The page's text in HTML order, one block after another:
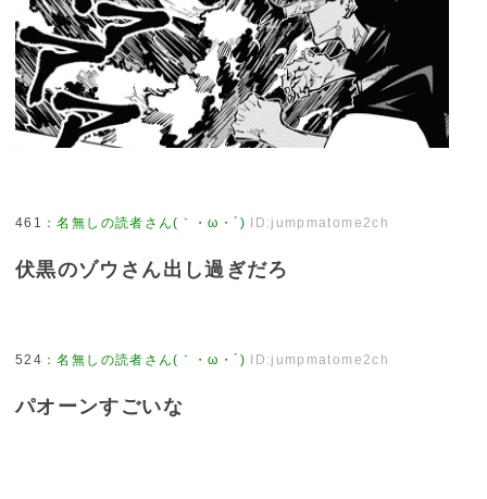
461 ：名無しの読者さん(｀・ω・´) ID:jumpmatome2ch
伏黒のゾウさん出し過ぎだろ
524 ：名無しの読者さん(｀・ω・´) ID:jumpmatome2ch
パオーンすごいな